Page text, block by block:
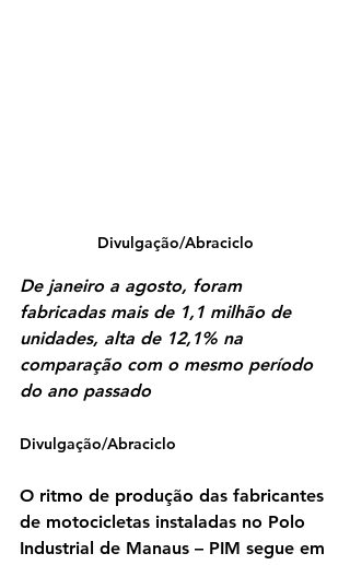
Divulgação/Abraciclo
De janeiro a agosto, foram
fabricadas mais de 1,1 milhão de
unidades, alta de 12,1% na
comparação com o mesmo período
do ano passado
Divulgação/Abraciclo
O ritmo de produção das fabricantes
de motocicletas instaladas no Polo
Industrial de Manaus – PIM segue em